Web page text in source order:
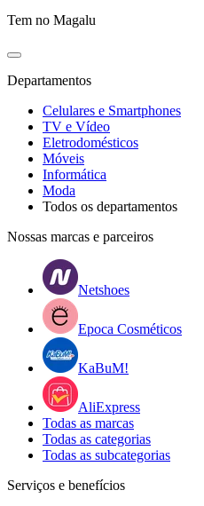
Tem no Magalu
Departamentos
Celulares e Smartphones
TV e Vídeo
Eletrodomésticos
Móveis
Informática
Moda
Todos os departamentos
Nossas marcas e parceiros
Netshoes
Epoca Cosméticos
KaBuM!
AliExpress
Todas as marcas
Todas as categorias
Todas as subcategorias
Serviços e benefícios